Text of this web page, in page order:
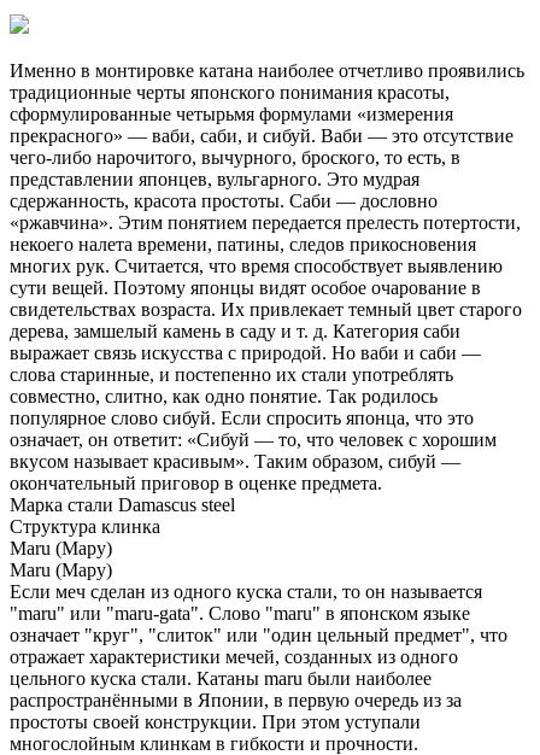
Именно в монтировке катана наиболее отчетливо проявились
традиционные черты японского понимания красоты,
сформулированные четырьмя формулами «измерения
прекрасного» — ваби, саби, и сибуй. Ваби — это отсутствие
чего-либо нарочитого, вычурного, броского, то есть, в
представлении японцев, вульгарного. Это мудрая
сдержанность, красота простоты. Саби — дословно
«ржавчина». Этим понятием передается прелесть потертости,
некоего налета времени, патины, следов прикосновения
многих рук. Считается, что время способствует выявлению
сути вещей. Поэтому японцы видят особое очарование в
свидетельствах возраста. Их привлекает темный цвет старого
дерева, замшелый камень в саду и т. д. Категория саби
выражает связь искусства с природой. Но ваби и саби —
слова старинные, и постепенно их стали употреблять
совместно, слитно, как одно понятие. Так родилось
популярное слово сибуй. Если спросить японца, что это
означает, он ответит: «Сибуй — то, что человек с хорошим
вкусом называет красивым». Таким образом, сибуй —
окончательный приговор в оценке предмета.
Марка стали Damascus steel
Структура клинка
Maru (Мару)
Maru (Мару)
Если меч сделан из одного куска стали, то он называется
"maru" или "maru-gata". Слово "maru" в японском языке
означает "круг", "слиток" или "один цельный предмет", что
отражает характеристики мечей, созданных из одного
цельного куска стали. Катаны maru были наиболее
распространёнными в Японии, в первую очередь из за
простоты своей конструкции. При этом уступали
многослойным клинкам в гибкости и прочности.